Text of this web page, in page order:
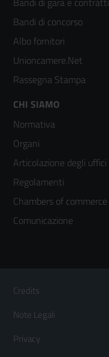
colonna
2
Bandi di concorso
Albo fornitori
Unioncamere.Net
Rassegna Stampa
Footer
menù
colonna
3
CHI SIAMO
Normativa
Organi
Articolazione degli uffici
Regolamenti
Chambers of commerce
Comunicazione
Footer
Menù
orizzontale
Credits
Note Legali
Privacy